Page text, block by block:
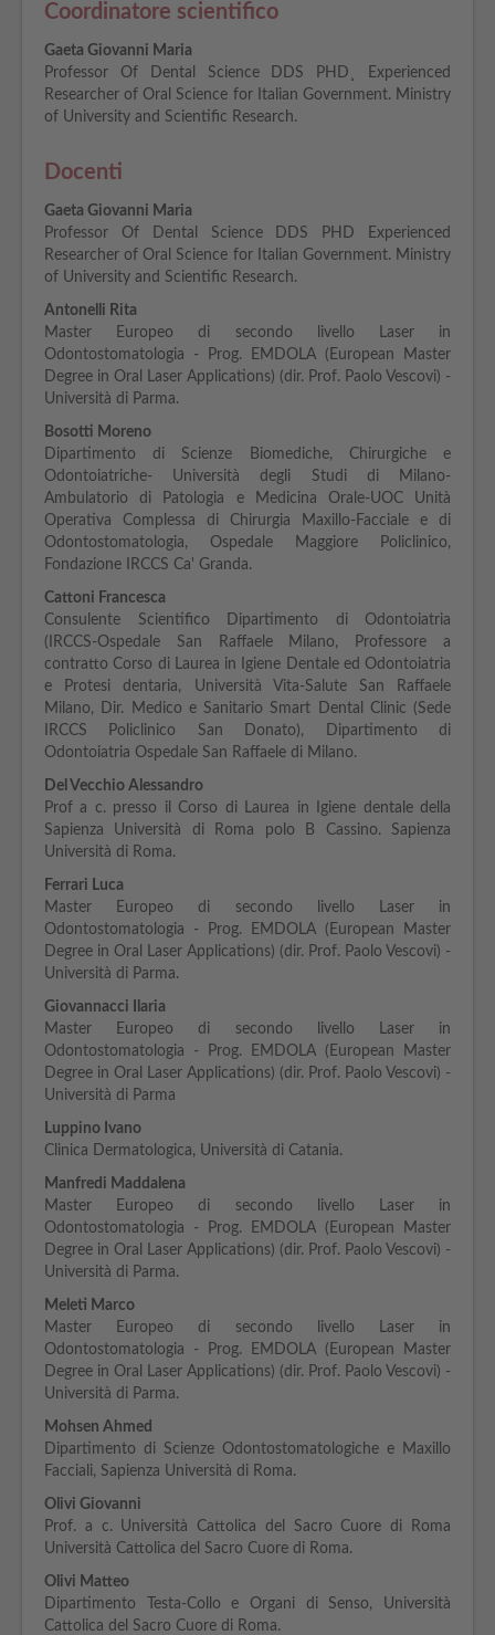
Coordinatore scientifico
Gaeta Giovanni Maria
Professor Of Dental Science DDS PHD¸ Experienced
Researcher of Oral Science for Italian Government. Ministry
of University and Scientific Research.
Docenti
Gaeta Giovanni Maria
Professor Of Dental Science DDS PHD Experienced
Researcher of Oral Science for Italian Government. Ministry
of University and Scientific Research.
Antonelli Rita
Master Europeo di secondo livello Laser in
Odontostomatologia - Prog. EMDOLA (European Master
Degree in Oral Laser Applications) (dir. Prof. Paolo Vescovi) -
Università di Parma.
Bosotti Moreno
Dipartimento di Scienze Biomediche, Chirurgiche e
Odontoiatriche- Università degli Studi di Milano-
Ambulatorio di Patologia e Medicina Orale-UOC Unità
Operativa Complessa di Chirurgia Maxillo-Facciale e di
Odontostomatologia, Ospedale Maggiore Policlinico,
Fondazione IRCCS Ca' Granda.
Cattoni Francesca
Consulente Scientifico Dipartimento di Odontoiatria
(IRCCS-Ospedale San Raffaele Milano, Professore a
contratto Corso di Laurea in Igiene Dentale ed Odontoiatria
e Protesi dentaria, Università Vita-Salute San Raffaele
Milano, Dir. Medico e Sanitario Smart Dental Clinic (Sede
IRCCS Policlinico San Donato), Dipartimento di
Odontoiatria Ospedale San Raffaele di Milano.
Del Vecchio Alessandro
Prof a c. presso il Corso di Laurea in Igiene dentale della
Sapienza Università di Roma polo B Cassino. Sapienza
Università di Roma.
Ferrari Luca
Master Europeo di secondo livello Laser in
Odontostomatologia - Prog. EMDOLA (European Master
Degree in Oral Laser Applications) (dir. Prof. Paolo Vescovi) -
Università di Parma.
Giovannacci Ilaria
Master Europeo di secondo livello Laser in
Odontostomatologia - Prog. EMDOLA (European Master
Degree in Oral Laser Applications) (dir. Prof. Paolo Vescovi) -
Università di Parma
Luppino Ivano
Clinica Dermatologica, Università di Catania.
Manfredi Maddalena
Master Europeo di secondo livello Laser in
Odontostomatologia - Prog. EMDOLA (European Master
Degree in Oral Laser Applications) (dir. Prof. Paolo Vescovi) -
Università di Parma.
Meleti Marco
Master Europeo di secondo livello Laser in
Odontostomatologia - Prog. EMDOLA (European Master
Degree in Oral Laser Applications) (dir. Prof. Paolo Vescovi) -
Università di Parma.
Mohsen Ahmed
Dipartimento di Scienze Odontostomatologiche e Maxillo
Facciali, Sapienza Università di Roma.
Olivi Giovanni
Prof. a c. Università Cattolica del Sacro Cuore di Roma
Università Cattolica del Sacro Cuore di Roma.
Olivi Matteo
Dipartimento Testa-Collo e Organi di Senso, Università
Cattolica del Sacro Cuore di Roma.